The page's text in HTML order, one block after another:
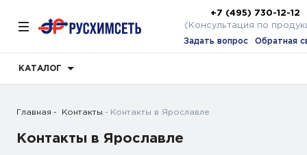
+7 (495) 730-12-12
(Консультация по
Задать вопрос Обратная
КАТАЛОГ
Главная Контакты Контакты в Ярославле
Контакты в Ярославле